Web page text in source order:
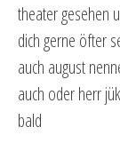
theater gesehen
dich gerne öfter
auch august
auch oder herr
bald